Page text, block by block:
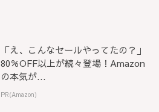
「え、こんなセールやってたの？」
80％OFF以上が続々登場！Amazon
の本気が...
PR(Amazon)